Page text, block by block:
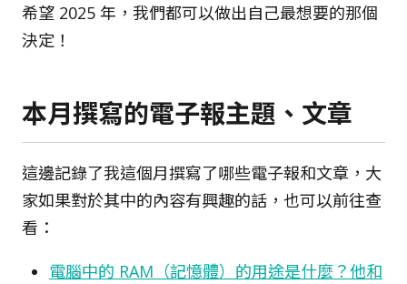
希望 2025 年，我們都可以做出自己最想要的那個
決定！
本月撰寫的電子報主題、文章
這邊記錄了我這個月撰寫了哪些電子報和文章，大
家如果對於其中的內容有興趣的話，也可以前往查
看：
電腦中的 RAM（記憶體）的用途是什麼？他和